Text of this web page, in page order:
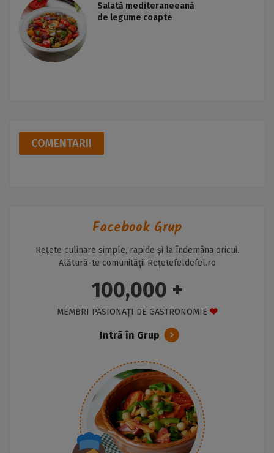
Salată mediteraneeană
de legume coapte
COMENTARII
Facebook Grup
Rețete culinare simple, rapide și la îndemâna oricui.
Alătură-te comunității Rețetefeldefel.ro
100,000 +
MEMBRI PASIONAȚI DE GASTRONOMIE
Intră în Grup